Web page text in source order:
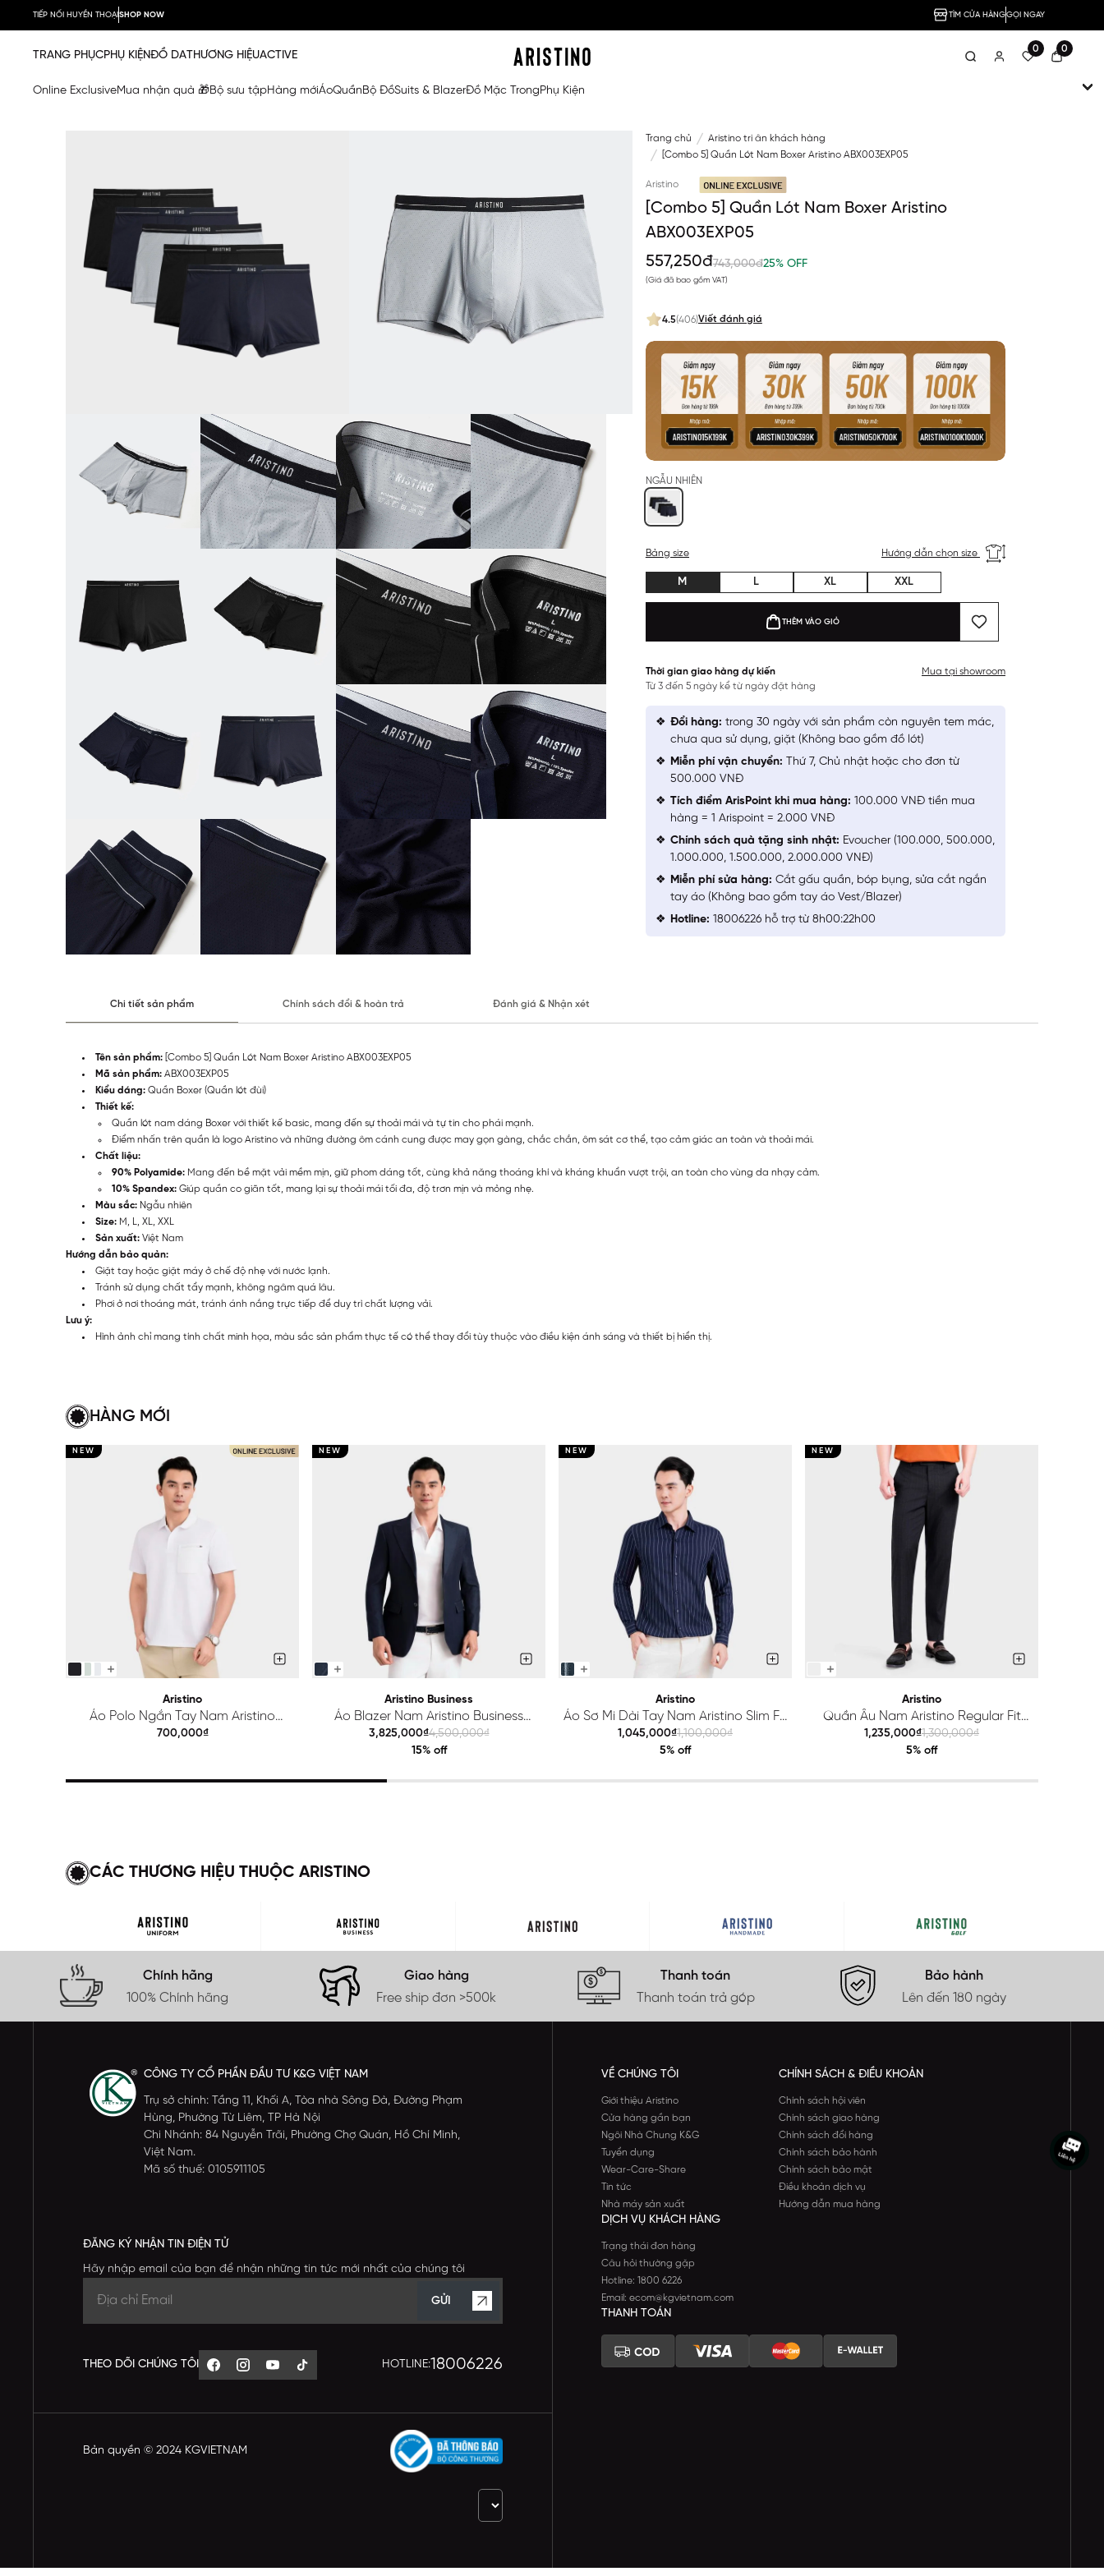
TIẾP NỐI HUYỀN THOẠISHOP NOW TÌM CỬA HÀNGGỌI NGAY
0 0
TRANG PHỤCPHỤ KIỆNĐỒ DATHƯƠNG HIỆUACTIVE
Online ExclusiveMua nhận quà 🎁Bộ sưu tậpHàng mớiÁoQuầnBộ ĐồSuits & BlazerĐồ Mặc TrongPhụ Kiện
Trang chủ
Aristino tri ân khách hàng
[Combo 5] Quần Lót Nam Boxer Aristino ABX003EXP05
Aristino
[Combo 5] Quần Lót Nam Boxer Aristino
ABX003EXP05
557,250đ743,000đ25% OFF
(Giá đã bao gồm VAT)
4.5(406)Viết đánh giá
NGẪU NHIÊN
Bảng size Hướng dẫn chọn size
M L XL XXL
THÊM VÀO GIỎ
Thời gian giao hàng dự kiến
Từ 3 đến 5 ngày kể từ ngày đặt hàng
Mua tại showroom
Đổi hàng: trong 30 ngày với sản phẩm còn nguyên tem mác,
chưa qua sử dụng, giặt (Không bao gồm đồ lót)
Miễn phí vận chuyển: Thứ 7, Chủ nhật hoặc cho đơn từ
500.000 VNĐ
Tích điểm ArisPoint khi mua hàng: 100.000 VNĐ tiền mua
hàng = 1 Arispoint = 2.000 VNĐ
Chính sách quà tặng sinh nhật: Evoucher (100.000, 500.000,
1.000.000, 1.500.000, 2.000.000 VNĐ)
Miễn phí sửa hàng: Cắt gấu quần, bóp bụng, sửa cắt ngắn
tay áo (Không bao gồm tay áo Vest/Blazer)
Hotline: 18006226 hỗ trợ từ 8h00:22h00
Chi tiết sản phẩm Chính sách đổi & hoàn trả Đánh giá & Nhận xét
Tên sản phẩm: [Combo 5] Quần Lót Nam Boxer Aristino ABX003EXP05
Mã sản phẩm: ABX003EXP05
Kiểu dáng: Quần Boxer (Quần lót đùi)
Thiết kế:
Quần lót nam dáng Boxer với thiết kế basic, mang đến sự thoải mái và tự tin cho phái mạnh.
Điểm nhấn trên quần là logo Aristino và những đường ôm cánh cung được may gọn gàng, chắc chắn, ôm sát cơ thể, tạo cảm giác an toàn và thoải mái.
Chất liệu:
90% Polyamide: Mang đến bề mặt vải mềm mịn, giữ phom dáng tốt, cùng khả năng thoáng khí và kháng khuẩn vượt trội, an toàn cho vùng da nhạy cảm.
10% Spandex: Giúp quần co giãn tốt, mang lại sự thoải mái tối đa, độ trơn mịn và mỏng nhẹ.
Màu sắc: Ngẫu nhiên
Size: M, L, XL, XXL
Sản xuất: Việt Nam
Hướng dẫn bảo quản:
Giặt tay hoặc giặt máy ở chế độ nhẹ với nước lạnh.
Tránh sử dụng chất tẩy mạnh, không ngâm quá lâu.
Phơi ở nơi thoáng mát, tránh ánh nắng trực tiếp để duy trì chất lượng vải.
Lưu ý:
Hình ảnh chỉ mang tính chất minh họa, màu sắc sản phẩm thực tế có thể thay đổi tùy thuộc vào điều kiện ánh sáng và thiết bị hiển thị.
HÀNG MỚI
NEW
Aristino
Áo Polo Ngắn Tay Nam Aristino
Regular APS615EDP01
700,000₫
NEW
Aristino Business
Áo Blazer Nam Aristino Business
Premio 1BZ201S0H2
3,825,000₫4,500,000₫
15% off
NEW
Aristino
Áo Sơ Mi Dài Tay Nam Aristino Slim Fit
ALS425S0H2
1,045,000₫1,100,000₫
5% off
NEW
Aristino
Quần Âu Nam Aristino Regular Fit
ATR203S0H2
1,235,000₫1,300,000₫
5% off
CÁC THƯƠNG HIỆU THUỘC ARISTINO
Chính hãng
100% Chính hãng
Giao hàng
Free ship đơn >500k
Thanh toán
Thanh toán trả góp
Bảo hành
Lên đến 180 ngày
CÔNG TY CỔ PHẦN ĐẦU TƯ K&G VIỆT NAM
Trụ sở chính: Tầng 11, Khối A, Tòa nhà Sông Đà, Đường Phạm
Hùng, Phường Từ Liêm, TP Hà Nội
Chi Nhánh: 84 Nguyễn Trãi, Phường Chợ Quán, Hồ Chí Minh,
Việt Nam.
Mã số thuế: 0105911105
ĐĂNG KÝ NHẬN TIN ĐIỆN TỬ
Hãy nhập email của bạn để nhận những tin tức mới nhất của chúng tôi
GỬI
THEO DÕI CHÚNG TÔI HOTLINE:18006226
VỀ CHÚNG TÔI
Giới thiệu Aristino
Cửa hàng gần bạn
Ngôi Nhà Chung K&G
Tuyển dụng
Wear-Care-Share
Tin tức
Nhà máy sản xuất
CHÍNH SÁCH & ĐIỀU KHOẢN
Chính sách hội viên
Chính sách giao hàng
Chính sách đổi hàng
Chính sách bảo hành
Chính sách bảo mật
Điều khoản dịch vụ
Hướng dẫn mua hàng
DỊCH VỤ KHÁCH HÀNG
Trạng thái đơn hàng
Câu hỏi thường gặp
Hotline: 1800 6226
Email: ecom@kgvietnam.com
THANH TOÁN
Bản quyền © 2024 KGVIETNAM